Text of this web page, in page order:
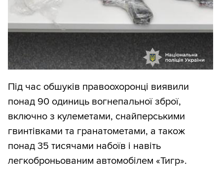
Під час обшуків правоохоронці виявили
понад 90 одиниць вогнепальної зброї,
включно з кулеметами, снайперськими
гвинтівками та гранатометами, а також
понад 35 тисячами набоїв і навіть
легкоброньованим автомобілем «Тигр».